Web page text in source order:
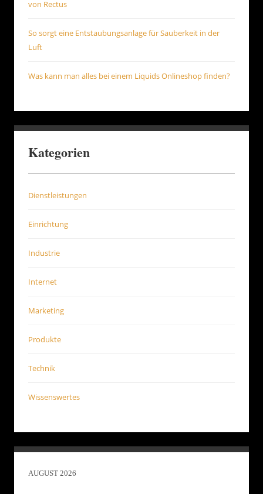
von Rectus
So sorgt eine Entstaubungsanlage für Sauberkeit in der
Luft
Was kann man alles bei einem Liquids Onlineshop finden?
Kategorien
Dienstleistungen
Einrichtung
Industrie
Internet
Marketing
Produkte
Technik
Wissenswertes
AUGUST 2026